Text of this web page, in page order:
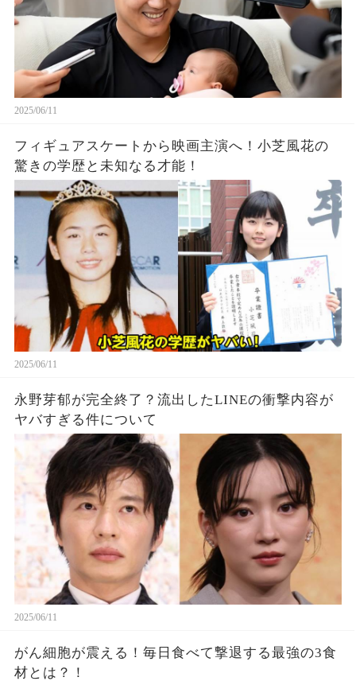
2025/06/11
フィギュアスケートから映画主演へ！小芝風花の
驚きの学歴と未知なる才能！
2025/06/11
永野芽郁が完全終了？流出したLINEの衝撃内容が
ヤバすぎる件について
2025/06/11
がん細胞が震える！毎日食べて撃退する最強の3食
材とは？！